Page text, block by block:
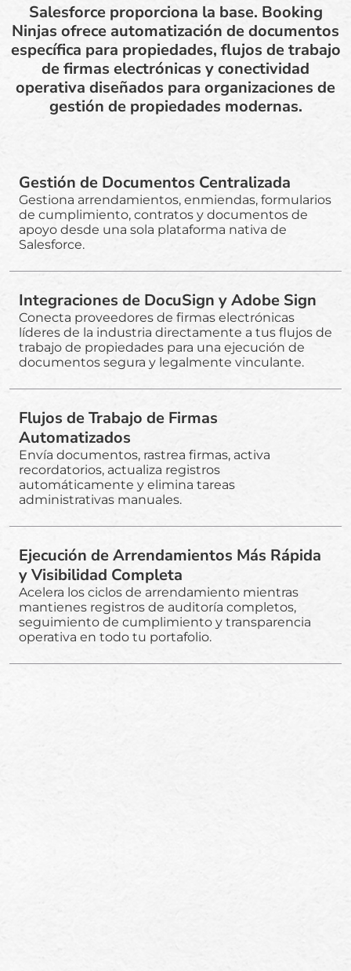
Salesforce proporciona la base. Booking
Ninjas ofrece automatización de documentos
específica para propiedades, flujos de trabajo
de firmas electrónicas y conectividad
operativa diseñados para organizaciones de
gestión de propiedades modernas.
Gestión de Documentos Centralizada
Gestiona arrendamientos, enmiendas, formularios
de cumplimiento, contratos y documentos de
apoyo desde una sola plataforma nativa de
Salesforce.
Integraciones de DocuSign y Adobe Sign
Conecta proveedores de firmas electrónicas
líderes de la industria directamente a tus flujos de
trabajo de propiedades para una ejecución de
documentos segura y legalmente vinculante.
Flujos de Trabajo de Firmas
Automatizados
Envía documentos, rastrea firmas, activa
recordatorios, actualiza registros
automáticamente y elimina tareas
administrativas manuales.
Ejecución de Arrendamientos Más Rápida
y Visibilidad Completa
Acelera los ciclos de arrendamiento mientras
mantienes registros de auditoría completos,
seguimiento de cumplimiento y transparencia
operativa en todo tu portafolio.